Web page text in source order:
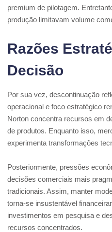
premium de pilotagem.
produção limitavam volume
Razões
Decisão
Por sua vez, descontinuação
operacional e foco estratégico
Norton concentra recursos em
de produtos. Enquanto isso,
experimenta transformações
Posteriormente, pressões
decisões comerciais mais
tradicionais. Assim, manter
torna-se insustentável
investimentos em pesquisa e
recursos concentrados.